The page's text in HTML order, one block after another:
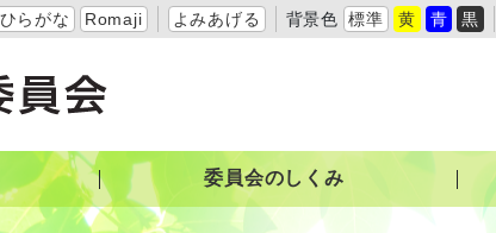
ひらがな Romaji よみあげる 背景色 標準 黄 青 黒
委員会のしくみ